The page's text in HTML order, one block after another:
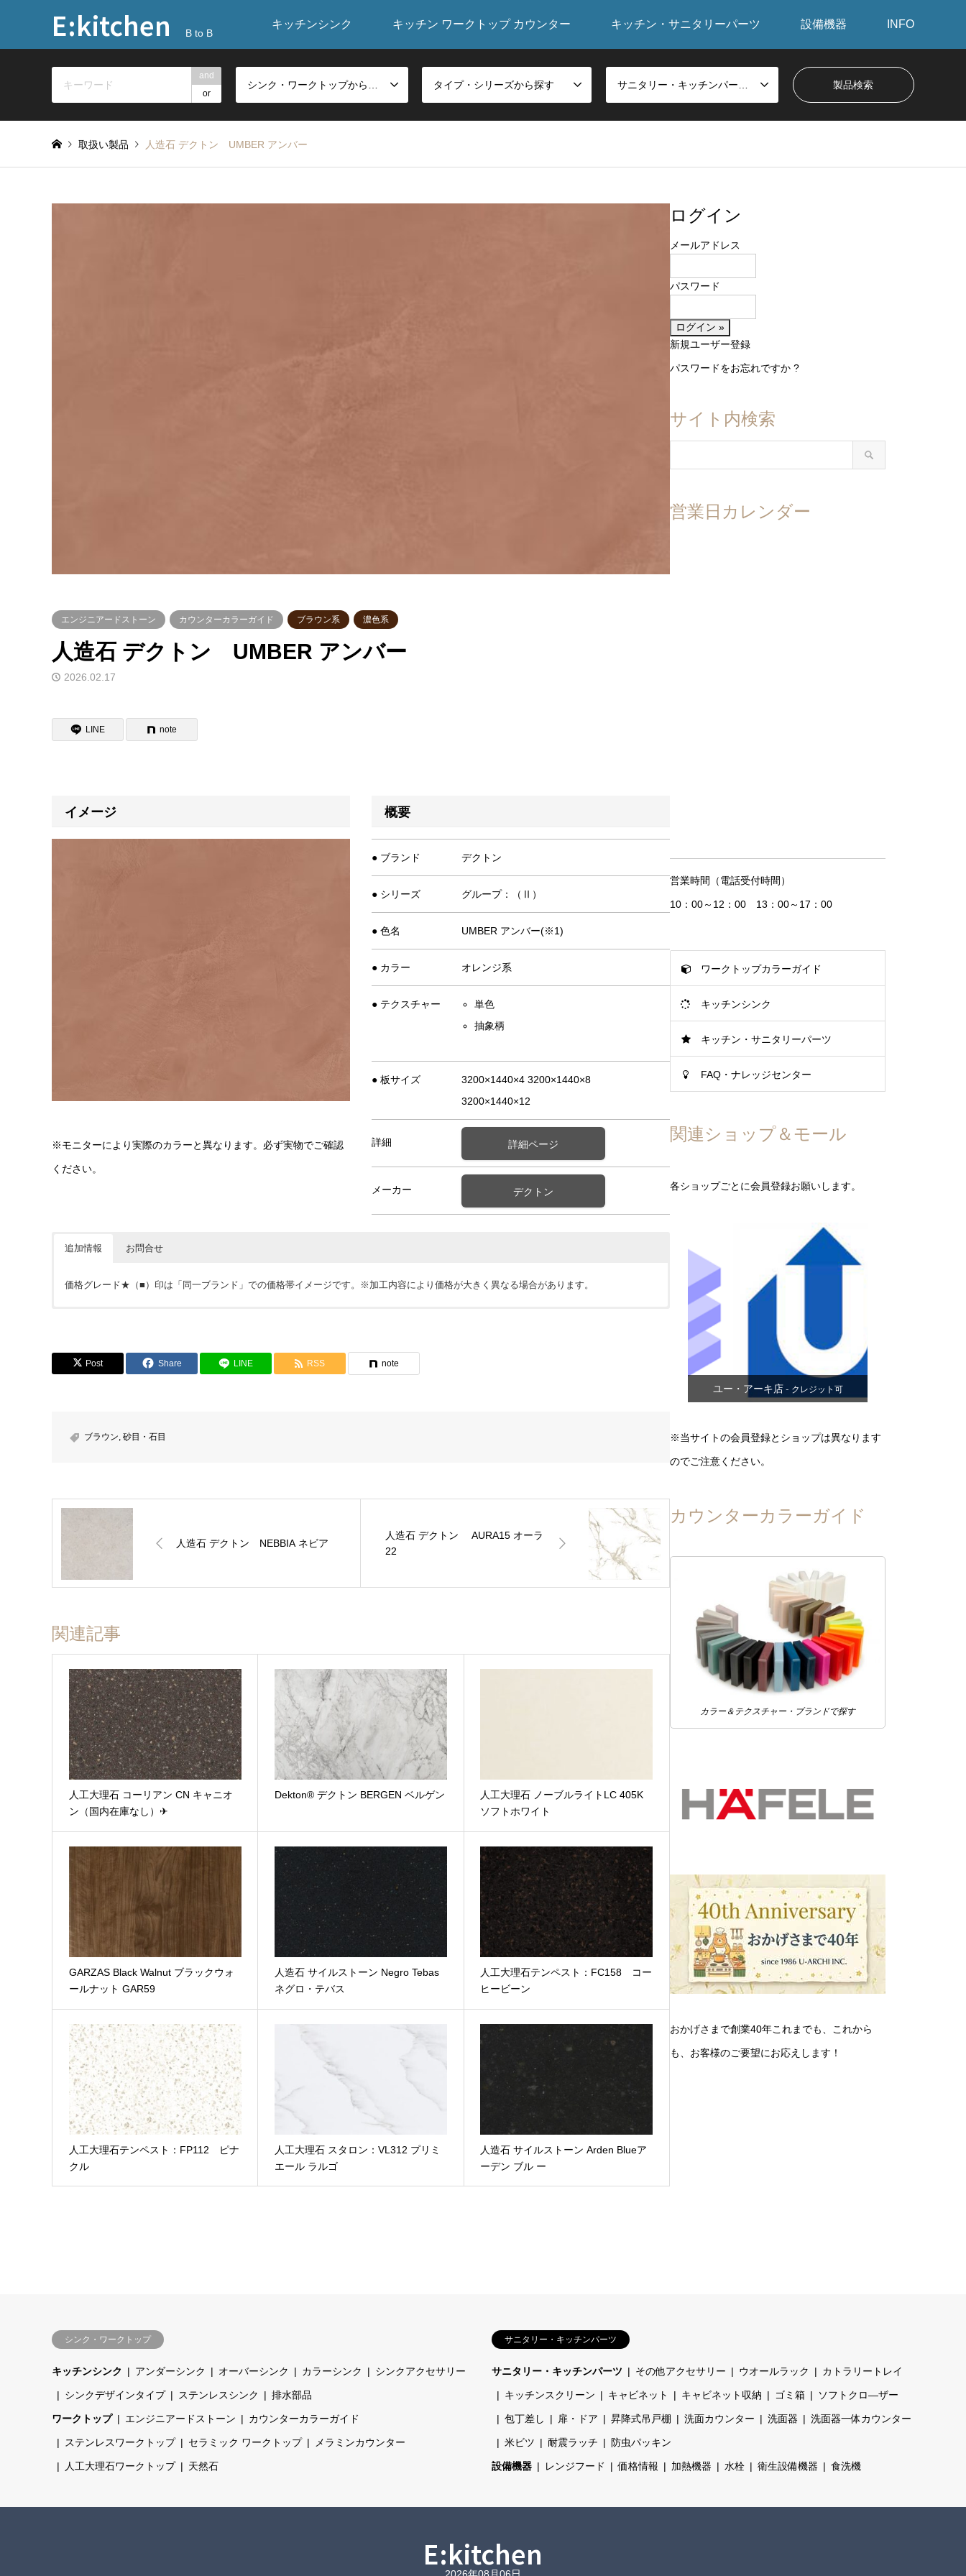
E:kitchen B to B
キッチンシンク キッチン ワークトップ カウンター キッチン・サニタリーパーツ 設備機器 INFO
and
or
タイプ・シリーズから探す
取扱い製品 人造石 デクトン UMBER アンバー
エンジニアードストーン カウンターカラーガイド ブラウン系 濃色系
人造石 デクトン UMBER アンバー
2026.02.17
LINE note
イメージ
※モニターにより実際のカラーと異なります。必ず実物でご確認
ください。
概要
● ブランド デクトン
● シリーズ グループ：（Ⅱ）
● 色名 UMBER アンバー(※1)
● カラー オレンジ系
● テクスチャー
単色
抽象柄
● 板サイズ
3200×1440×4 3200×1440×8
3200×1440×12
詳細 詳細ページ
メーカー デクトン
追加情報 お問合せ
価格グレード★（■）印は「同一ブランド」での価格帯イメージです。※加工内容により価格が大きく異なる場合があります。
ファイル添付
Post Share LINE RSS note
ブラウン, 砂目・石目
人造石 デクトン NEBBIA ネビア
人造石 デクトン AURA15 オーラ
22
関連記事
人工大理石 コーリアン CN キャニオ
ン（国内在庫なし）✈
Dekton® デクトン BERGEN ベルゲン
人工大理石 ノーブルライトLC 405K
ソフトホワイト
GARZAS Black Walnut ブラックウォ
ールナット GAR59
人造石 サイルストーン Negro Tebas
ネグロ・テバス
人工大理石テンペスト：FC158 コー
ヒービーン
人工大理石テンペスト：FP112 ピナ
クル
人工大理石 スタロン：VL312 プリミ
エール ラルゴ
人造石 サイルストーン Arden Blueア
ーデン ブル ー
ログイン
メールアドレス
パスワード
新規ユーザー登録
パスワードをお忘れですか ?
サイト内検索
営業日カレンダー
営業時間（電話受付時間）
10：00～12：00 13：00～17：00
ワークトップカラーガイド
キッチンシンク
キッチン・サニタリーパーツ
FAQ・ナレッジセンター
関連ショップ＆モール
各ショップごとに会員登録お願いします。
ユー・アーキ店- クレジット可
※当サイトの会員登録とショップは異なります
のでご注意ください。
カウンターカラーガイド
カラー＆テクスチャー・ブランドで探す
おかげさまで創業40年これまでも、これから
も、お客様のご要望にお応えします！
シンク・ワークトップ
キッチンシンク アンダーシンク オーバーシンク カラーシンク シンクアクセサリー
シンクデザインタイプ ステンレスシンク 排水部品
ワークトップ エンジニアードストーン カウンターカラーガイド
ステンレスワークトップ セラミック ワークトップ メラミンカウンター
人工大理石ワークトップ 天然石
サニタリー・キッチンパーツ
サニタリー・キッチンパーツ その他アクセサリー ウオールラック カトラリートレイ
キッチンスクリーン キャビネット キャビネット収納 ゴミ箱 ソフトクロ―ザー
包丁差し 扉・ドア 昇降式吊戸棚 洗面カウンター 洗面器 洗面器一体カウンター
米ビツ 耐震ラッチ 防虫パッキン
設備機器 レンジフード 価格情報 加熱機器 水栓 衛生設備機器 食洗機
E:kitchen